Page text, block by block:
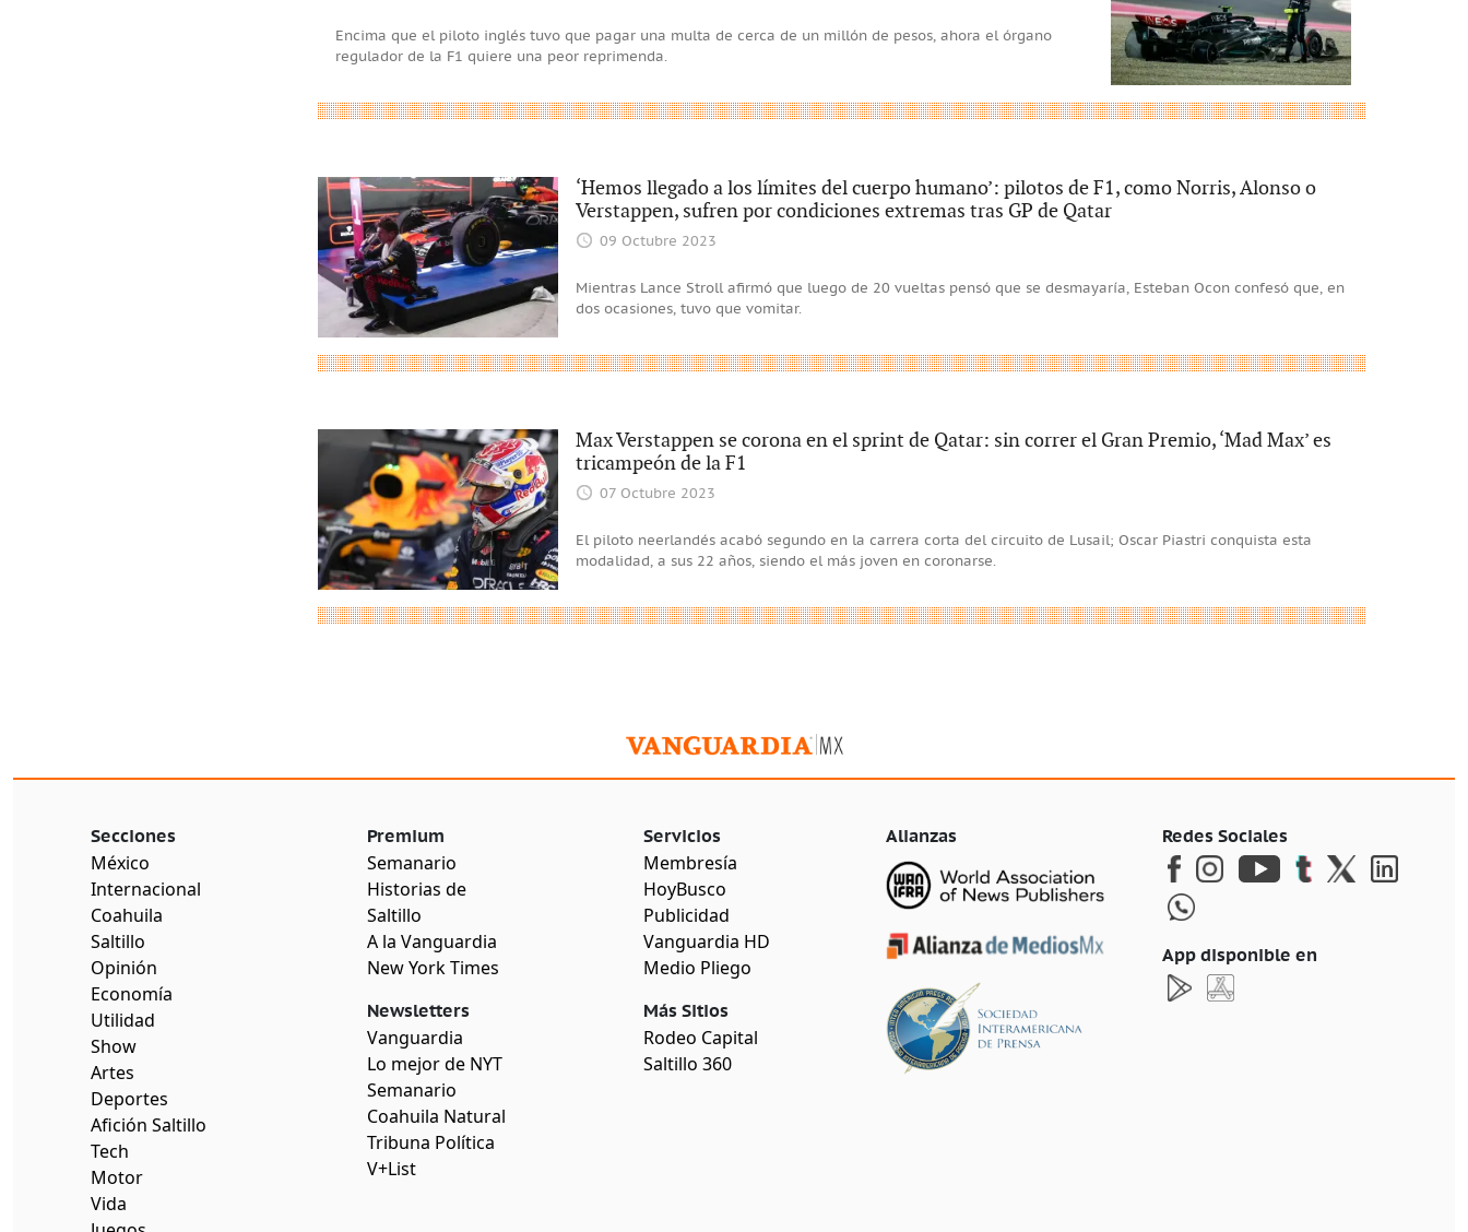
Encima que el piloto inglés tuvo que pagar una multa de cerca de un millón de pesos, ahora el órgano
regulador de la F1 quiere una peor reprimenda.
‘Hemos llegado a los límites del cuerpo humano’: pilotos de F1, como Norris, Alonso o
Verstappen, sufren por condiciones extremas tras GP de Qatar
09 Octubre 2023
Mientras Lance Stroll afirmó que luego de 20 vueltas pensó que se desmayaría, Esteban Ocon confesó que, en
dos ocasiones, tuvo que vomitar.
Max Verstappen se corona en el sprint de Qatar: sin correr el Gran Premio, ‘Mad Max’ es
tricampeón de la F1
07 Octubre 2023
El piloto neerlandés acabó segundo en la carrera corta del circuito de Lusail; Oscar Piastri conquista esta
modalidad, a sus 22 años, siendo el más joven en coronarse.
Secciones
México
Internacional
Coahuila
Saltillo
Opinión
Economía
Utilidad
Show
Artes
Deportes
Afición Saltillo
Tech
Motor
Vida
Premium
Semanario
Historias de
Saltillo
A la Vanguardia
New York Times
Newsletters
Vanguardia
Lo mejor de NYT
Semanario
Coahuila Natural
Tribuna Política
V+List
Servicios
Membresía
HoyBusco
Publicidad
Vanguardia HD
Medio Pliego
Más Sitios
Rodeo Capital
Saltillo 360
Alianzas Redes Sociales
App disponible en